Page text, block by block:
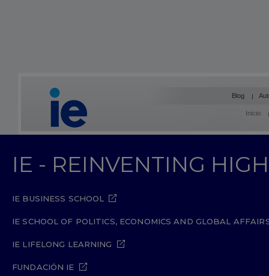
Blog
Inicio
IE - REINVENTING
IE BUSINESS SCHOOL
IE SCHOOL OF POLITICS, ECONOMICS AND GLOBAL
IE LIFELONG LEARNING
FUNDACIÓN IE